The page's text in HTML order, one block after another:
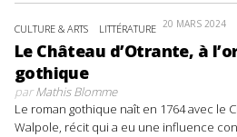
CULTURE & ARTS LITTÉRATURE 20 MARS 2024
Le Château d’Otrante, à
gothique
parMathis Blomme
Le roman gothique naît en 1764 avec le
Walpole, récit qui a eu une influence